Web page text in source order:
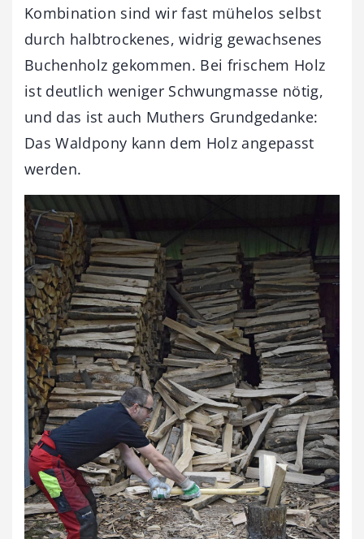
Kombination sind wir fast mühelos selbst
durch halbtrockenes, widrig gewachsenes
Buchenholz gekommen. Bei frischem Holz
ist deutlich weniger Schwungmasse nötig,
und das ist auch Muthers Grundgedanke:
Das Waldpony kann dem Holz angepasst
werden.